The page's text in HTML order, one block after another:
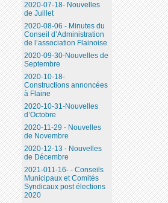
2020-07-18- Nouvelles
de Juillet
2020-08-06 - Minutes du
Conseil d’Administration
de l’association Flainoise
2020-09-30-Nouvelles de
Septembre
2020-10-18-
Constructions annoncées
à Flaine
2020-10-31-Nouvelles
d’Octobre
2020-11-29 - Nouvelles
de Novembre
2020-12-13 - Nouvelles
de Décembre
2021-011-16- - Conseils
Municipaux et Comités
Syndicaux post élections
2020